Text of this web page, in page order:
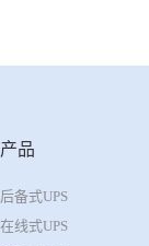
产品
后备式UPS
在线式UPS